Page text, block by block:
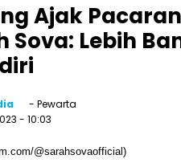
Ajak
Sova: Lebih
- Pewarta
- 10:03